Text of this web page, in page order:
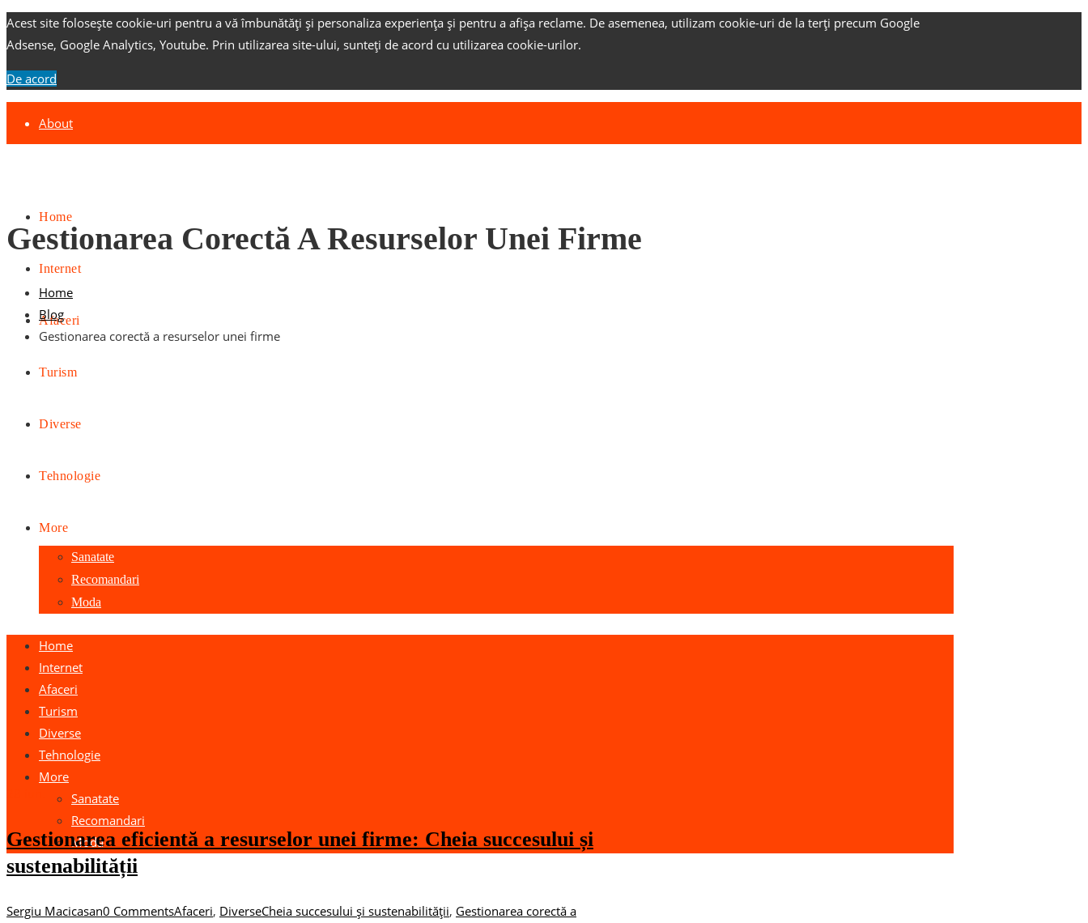
Acest site folosește cookie-uri pentru a vă îmbunătăți și personaliza experiența și pentru a afișa reclame. De asemenea, utilizam cookie-uri de la terți precum Google
Adsense, Google Analytics, Youtube. Prin utilizarea site-ului, sunteți de acord cu utilizarea cookie-urilor.
De acord
About
Home
Internet
Afaceri
Turism
Diverse
Tehnologie
More
Sanatate
Recomandari
Moda
Home
Internet
Afaceri
Turism
Diverse
Tehnologie
More
Sanatate
Recomandari
Moda
Gestionarea Corectă A Resurselor Unei Firme
Home
Blog
Gestionarea corectă a resurselor unei firme
Gestionarea eficientă a resurselor unei firme: Cheia succesului și
sustenabilității
Sergiu Macicasan0 CommentsAfaceri, DiverseCheia succesului și sustenabilității, Gestionarea corectă a